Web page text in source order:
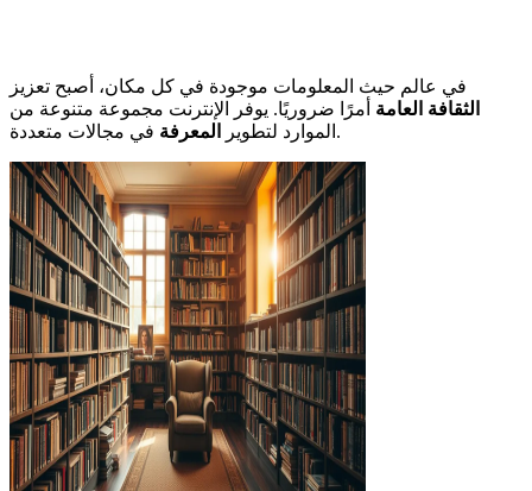
في عالم حيث المعلومات موجودة في كل مكان، أصبح تعزيز
الثقافة العامة أمرًا ضروريًا. يوفر الإنترنت مجموعة متنوعة من
الموارد لتطوير
المعرفة في مجالات متعددة.